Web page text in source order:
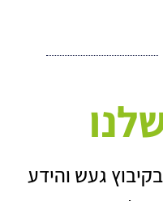
החברה הוקמה ב-1977 בקיבוץ געש והידע